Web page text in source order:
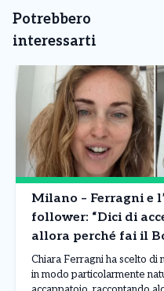
Potrebbero
interessarti
Milano – Ferragni e
follower: “Dici di
allora perché fai il
Chiara Ferragni ha scelto
in modo particolarmente